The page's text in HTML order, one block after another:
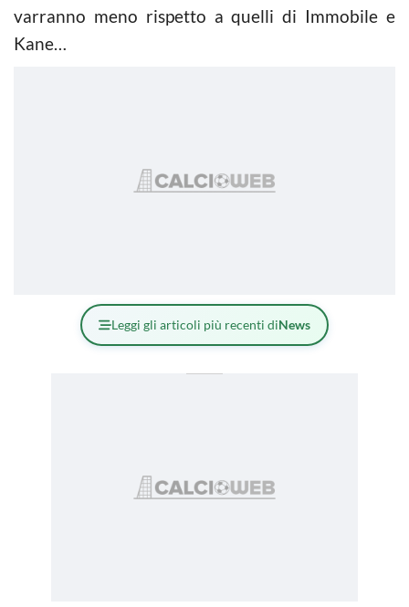
varranno meno rispetto a quelli di Immobile e
Kane…
Leggi gli articoli più recenti diNews